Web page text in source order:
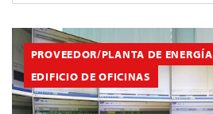
PROVEEDOR/PLANTA DE ENERGÍA
EDIFICIO DE OFICINAS